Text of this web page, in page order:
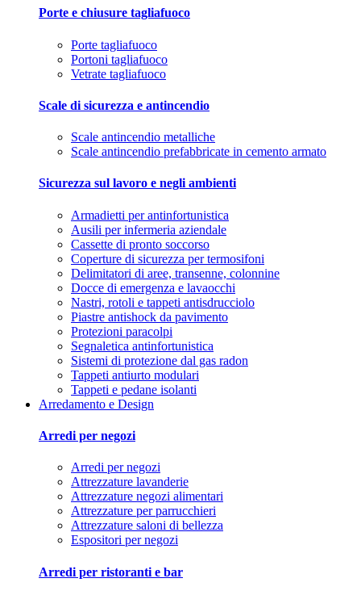
Porte e chiusure tagliafuoco
Porte tagliafuoco
Portoni tagliafuoco
Vetrate tagliafuoco
Scale di sicurezza e antincendio
Scale antincendio metalliche
Scale antincendio prefabbricate in cemento armato
Sicurezza sul lavoro e negli ambienti
Armadietti per antinfortunistica
Ausili per infermeria aziendale
Cassette di pronto soccorso
Coperture di sicurezza per termosifoni
Delimitatori di aree, transenne, colonnine
Docce di emergenza e lavaocchi
Nastri, rotoli e tappeti antisdrucciolo
Piastre antishock da pavimento
Protezioni paracolpi
Segnaletica antinfortunistica
Sistemi di protezione dal gas radon
Tappeti antiurto modulari
Tappeti e pedane isolanti
Arredamento e Design
Arredi per negozi
Arredi per negozi
Attrezzature lavanderie
Attrezzature negozi alimentari
Attrezzature per parrucchieri
Attrezzature saloni di bellezza
Espositori per negozi
Arredi per ristoranti e bar